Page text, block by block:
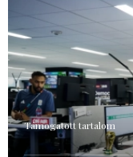
Támogatott tartalom